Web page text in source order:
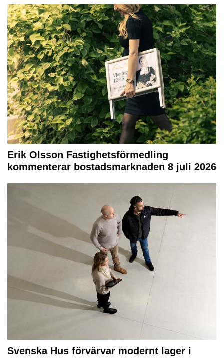
Erik Olsson Fastighetsförmedling
kommenterar bostadsmarknaden 8 juli 2026
Svenska Hus förvärvar modernt lager i